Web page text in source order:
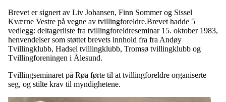
Brevet er signert av Liv Johansen, Finn Sommer og Sissel
Kværne Vestre på vegne av tvillingforeldre.Brevet hadde 5
vedlegg: deltagerliste fra tvillingforeldreseminar 15. oktober 1983,
henvendelser som støttet brevets innhold fra fra Andøy
Tvillingklubb, Hadsel tvillingklubb, Tromsø tvillingklubb og
Tvillingforeningen i Ålesund.
Tvillingseminaret på Røa førte til at tvillingforeldre organiserte
seg, og stilte krav til myndighetene.